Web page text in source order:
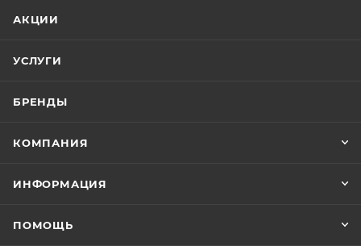
АКЦИИ
УСЛУГИ
БРЕНДЫ
КОМПАНИЯ
ИНФОРМАЦИЯ
ПОМОЩЬ